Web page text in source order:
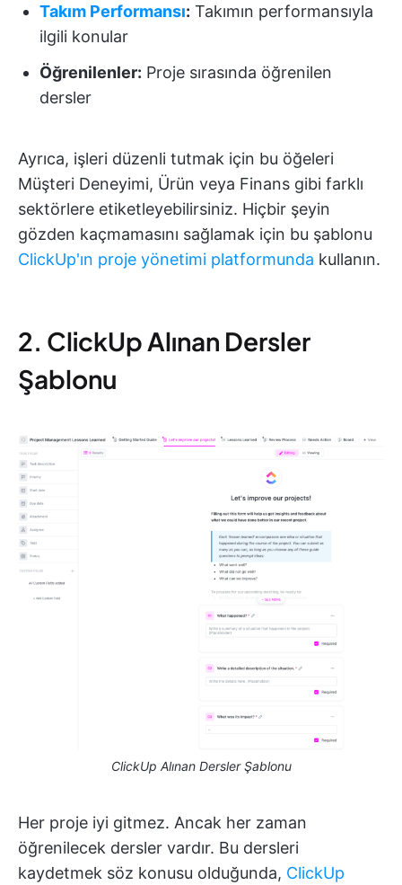
Takım Performansı: Takımın performansıyla
ilgili konular
Öğrenilenler: Proje sırasında öğrenilen
dersler
Ayrıca, işleri düzenli tutmak için bu öğeleri
Müşteri Deneyimi, Ürün veya Finans gibi farklı
sektörlere etiketleyebilirsiniz. Hiçbir şeyin
gözden kaçmamasını sağlamak için bu şablonu
ClickUp'ın proje yönetimi platformunda kullanın.
2. ClickUp Alınan Dersler
Şablonu
ClickUp Alınan Dersler Şablonu
Her proje iyi gitmez. Ancak her zaman
öğrenilecek dersler vardır. Bu dersleri
kaydetmek söz konusu olduğunda, ClickUp